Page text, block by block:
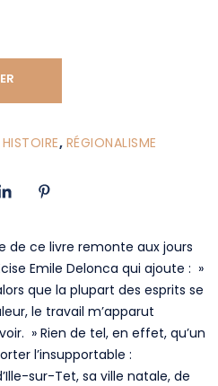
HISTOIRE, RÉGIONALISME
de ce livre remonte aux jours
Emile Delonca qui ajoute : »
que la plupart des esprits se
le travail m’apparut
» Rien de tel, en effet, qu’un
l’insupportable :
sur-Tet, sa ville natale, de